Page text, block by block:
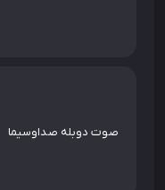
صوت دوبله صداوسیما